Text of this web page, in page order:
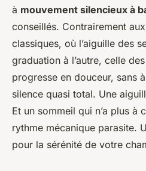
à mouvement silencieux à
conseillés. Contrairement
classiques, où l’aiguille des
graduation à l’autre, celle
progresse en douceur, sans
silence quasi total. Une
Et un sommeil qui n’a plus à
rythme mécanique parasite.
pour la sérénité de votre